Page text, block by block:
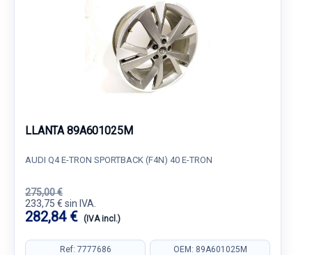
LLANTA 89A601025M
AUDI Q4 E-TRON SPORTBACK (F4N) 40 E-TRON
275,00 €
233,75 € sin IVA.
282,84 € (IVA incl.)
Ref: 7777686 OEM: 89A601025M